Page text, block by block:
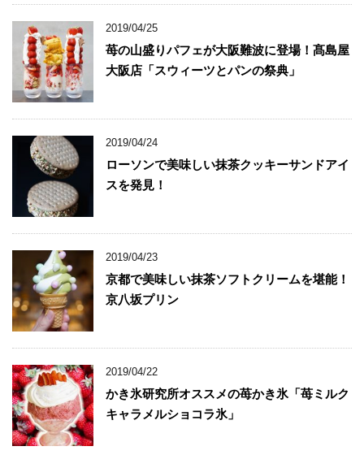
2019/04/25
苺の山盛りパフェが大阪難波に登場！髙島屋
大阪店「スウィーツとパンの祭典」
2019/04/24
ローソンで美味しい抹茶クッキーサンドアイ
スを発見！
2019/04/23
京都で美味しい抹茶ソフトクリームを堪能！
京八坂プリン
2019/04/22
かき氷研究所オススメの苺かき氷「苺ミルク
キャラメルショコラ氷」